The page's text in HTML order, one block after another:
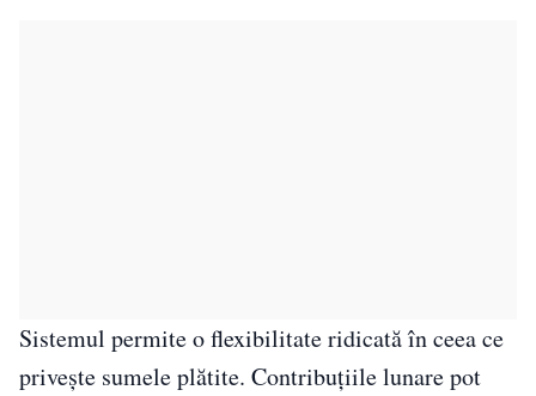
Sistemul permite o flexibilitate ridicată în ceea ce
privește sumele plătite. Contribuțiile lunare pot